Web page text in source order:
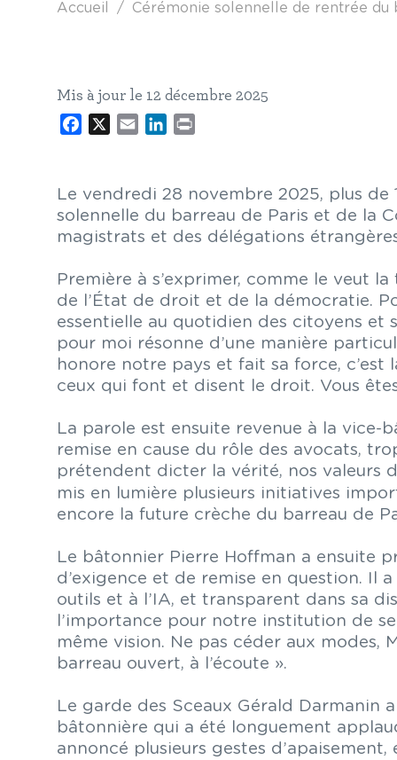
Fil d'Ariane
Accueil Cérémonie solennelle de rentrée du
Mis à jour le 12 décembre 2025
Facebook
X Email LinkedIn
Le vendredi 28 novembre 2025, plus
solennelle du barreau de Paris et de la
magistrats et des délégations
Première à s’exprimer, comme le veut
de l’État de droit et de la démocratie.
essentielle au quotidien des citoyens et
pour moi résonne d’une manière
honore notre pays et fait sa force, c’est
ceux qui font et disent le droit. Vous
La parole est ensuite revenue à la vice-
remise en cause du rôle des avocats,
prétendent dicter la vérité, nos valeurs
mis en lumière plusieurs initiatives
encore la future crèche du barreau de
Le bâtonnier Pierre Hoffman a ensuite
d’exigence et de remise en question. Il
outils et à l’IA, et transparent dans sa
l’importance pour notre institution de
même vision. Ne pas céder aux modes,
barreau ouvert, à l’écoute ».
Le garde des Sceaux Gérald Darmanin
bâtonnière qui a été longuement
annoncé plusieurs gestes